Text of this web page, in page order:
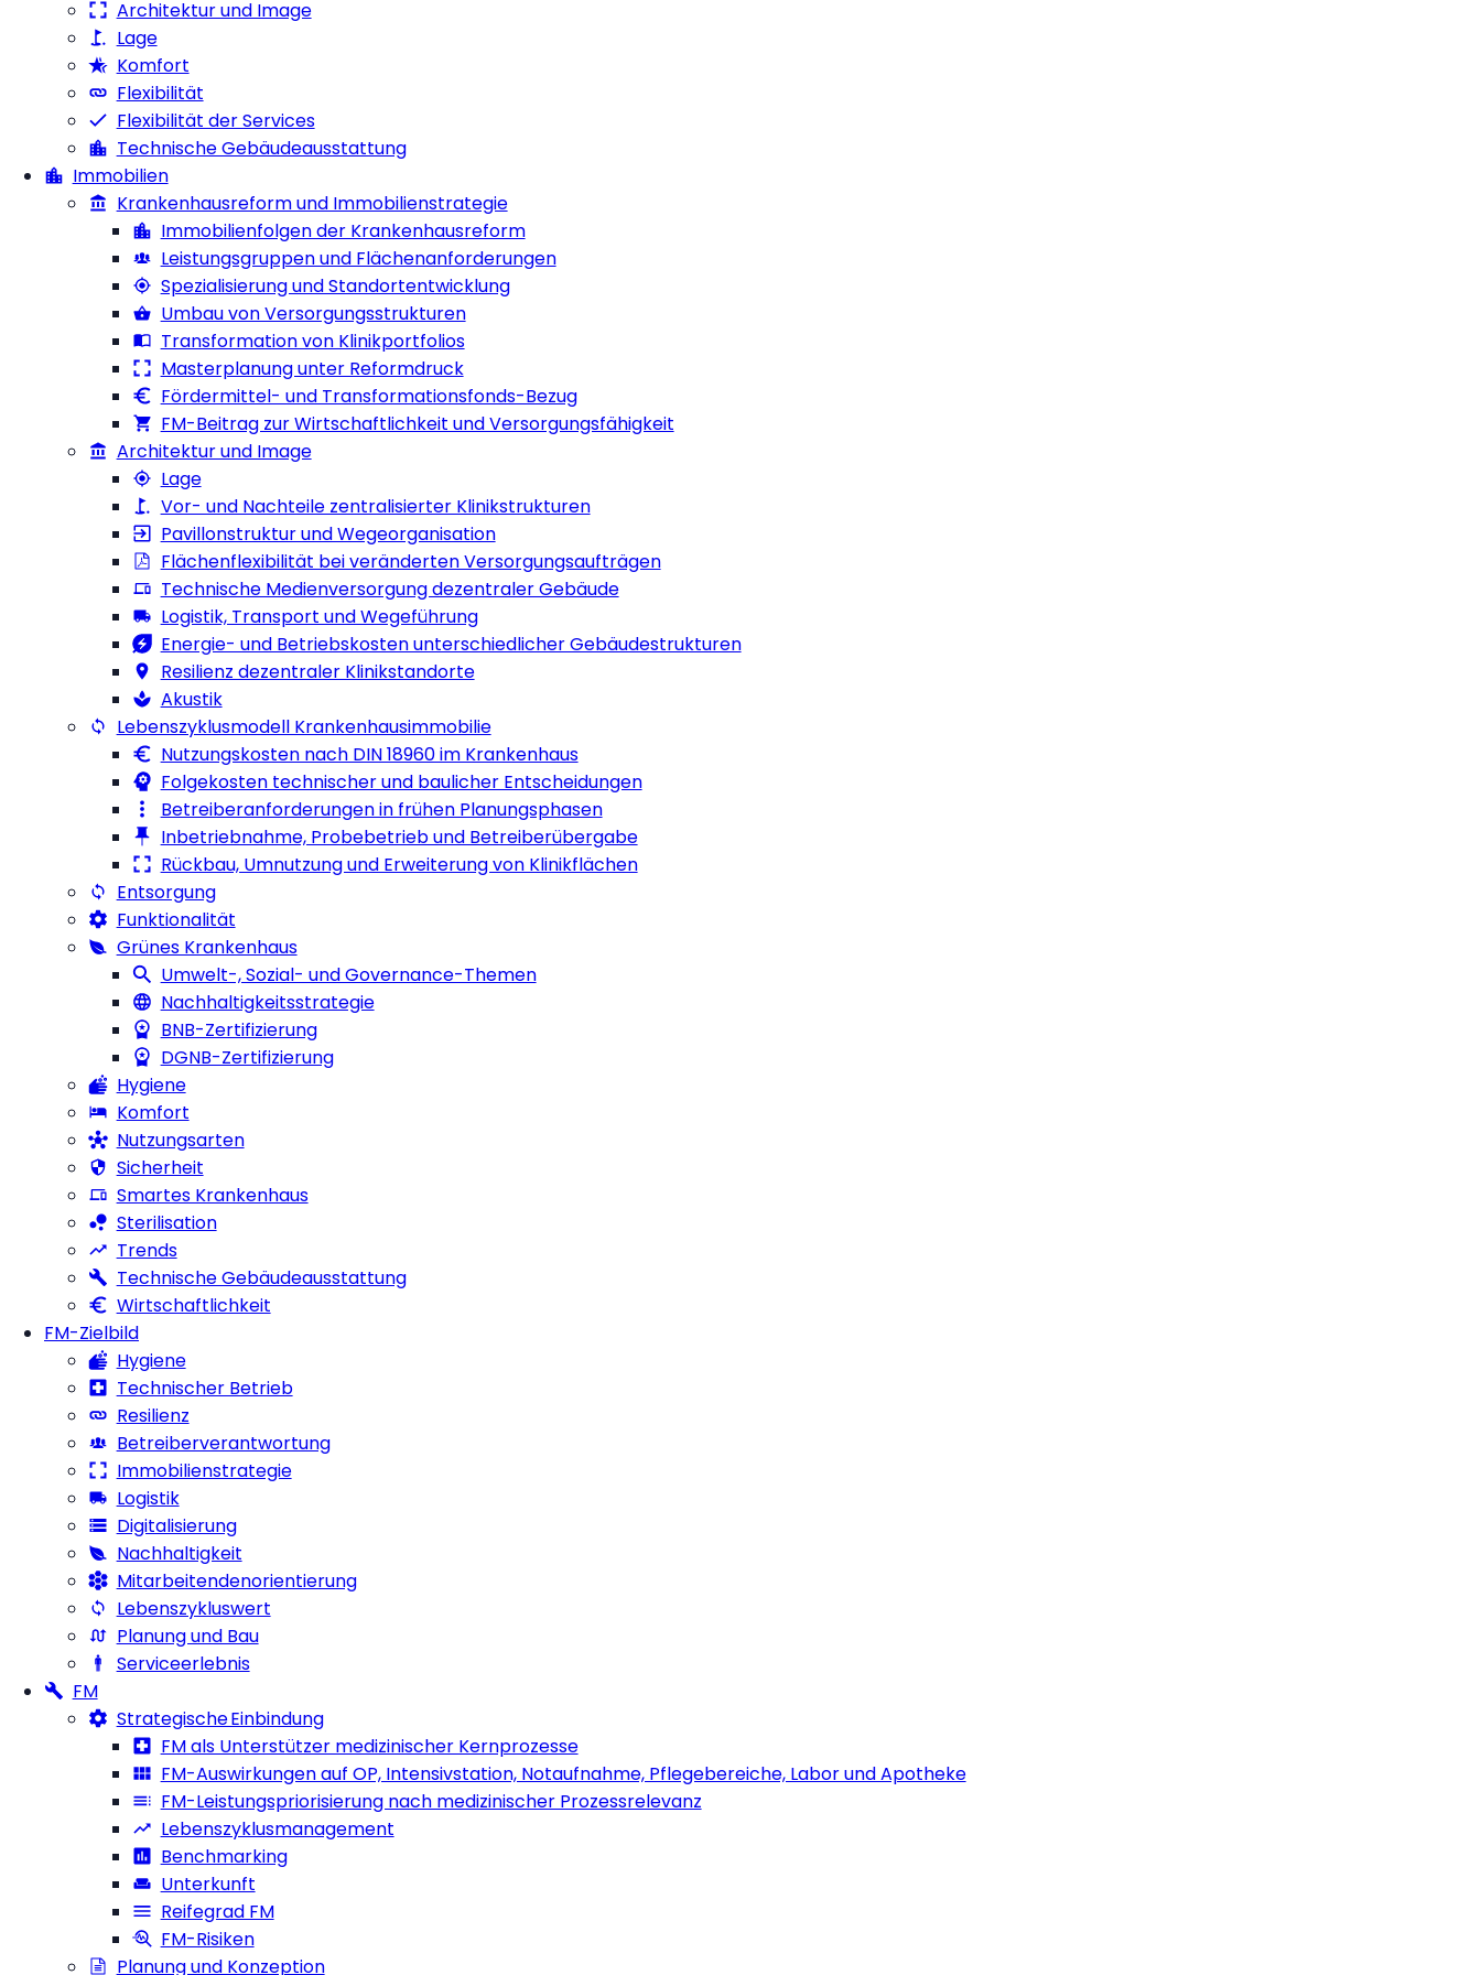
Architektur und Image
Lage
Komfort
Flexibilität
Flexibilität der Services
Technische Gebäudeausstattung
Immobilien
Krankenhausreform und Immobilienstrategie
Immobilienfolgen der Krankenhausreform
Leistungsgruppen und Flächenanforderungen
Spezialisierung und Standortentwicklung
Umbau von Versorgungsstrukturen
Transformation von Klinikportfolios
Masterplanung unter Reformdruck
Fördermittel- und Transformationsfonds-Bezug
FM-Beitrag zur Wirtschaftlichkeit und Versorgungsfähigkeit
Architektur und Image
Lage
Vor- und Nachteile zentralisierter Klinikstrukturen
Pavillonstruktur und Wegeorganisation
Flächenflexibilität bei veränderten Versorgungsaufträgen
Technische Medienversorgung dezentraler Gebäude
Logistik, Transport und Wegeführung
Energie- und Betriebskosten unterschiedlicher Gebäudestrukturen
Resilienz dezentraler Klinikstandorte
Akustik
Lebenszyklusmodell Krankenhausimmobilie
Nutzungskosten nach DIN 18960 im Krankenhaus
Folgekosten technischer und baulicher Entscheidungen
Betreiberanforderungen in frühen Planungsphasen
Inbetriebnahme, Probebetrieb und Betreiberübergabe
Rückbau, Umnutzung und Erweiterung von Klinikflächen
Entsorgung
Funktionalität
Grünes Krankenhaus
Umwelt-, Sozial- und Governance-Themen
Nachhaltigkeitsstrategie
BNB-Zertifizierung
DGNB-Zertifizierung
Hygiene
Komfort
Nutzungsarten
Sicherheit
Smartes Krankenhaus
Sterilisation
Trends
Technische Gebäudeausstattung
Wirtschaftlichkeit
FM-Zielbild
Hygiene
Technischer Betrieb
Resilienz
Betreiberverantwortung
Immobilienstrategie
Logistik
Digitalisierung
Nachhaltigkeit
Mitarbeitendenorientierung
Lebenszykluswert
Planung und Bau
Serviceerlebnis
FM
Strategische Einbindung
FM als Unterstützer medizinischer Kernprozesse
FM-Auswirkungen auf OP, Intensivstation, Notaufnahme, Pflegebereiche, Labor und Apotheke
FM-Leistungspriorisierung nach medizinischer Prozessrelevanz
Lebenszyklusmanagement
Benchmarking
Unterkunft
Reifegrad FM
FM-Risiken
Planung und Konzeption